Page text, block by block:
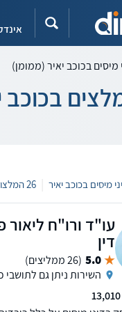
מיסים בכוכב יאיר (ממומן)
בכוכב
26 המלצות
עו"ד ורו"ח ליאור
דין
5.0 (26 ממליצים)
השירות ניתן גם לתושבי
13,010